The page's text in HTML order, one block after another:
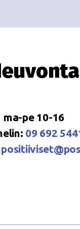
ma-pe 10-16
09 692